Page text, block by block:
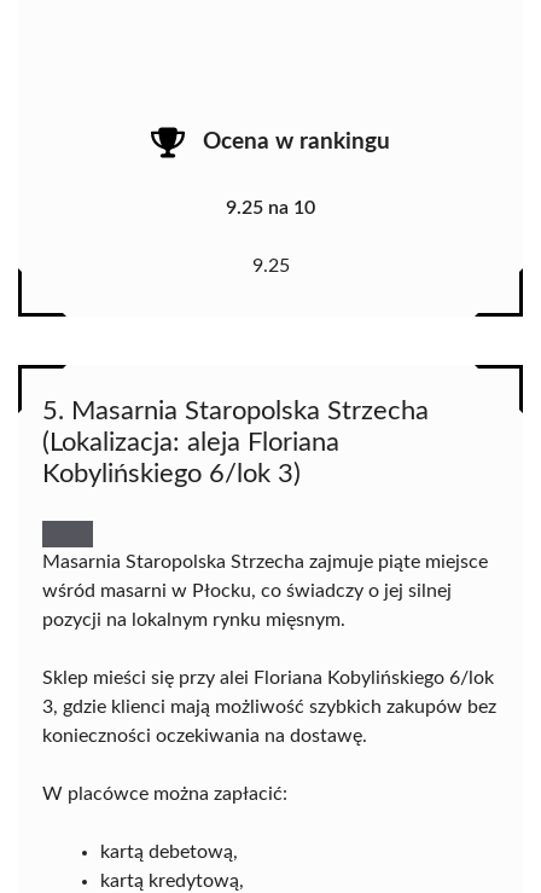
Ocena w rankingu
9.25 na 10
9.25
5. Masarnia Staropolska Strzecha
(Lokalizacja: aleja Floriana
Kobylińskiego 6/lok 3)
Masarnia Staropolska Strzecha zajmuje piąte miejsce
wśród masarni w Płocku, co świadczy o jej silnej
pozycji na lokalnym rynku mięsnym.
Sklep mieści się przy alei Floriana Kobylińskiego 6/lok
3, gdzie klienci mają możliwość szybkich zakupów bez
konieczności oczekiwania na dostawę.
W placówce można zapłacić:
kartą debetową,
kartą kredytową,